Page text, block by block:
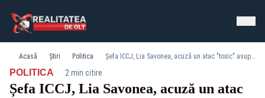
Acasă Știri Politica Șefa ICCJ, Lia Savonea, acuză un atac "toxic" asupra Justiției, cu scopul de a o controla - VIDEO
POLITICA· 2 min citire
Șefa ICCJ, Lia Savonea, acuză un atac